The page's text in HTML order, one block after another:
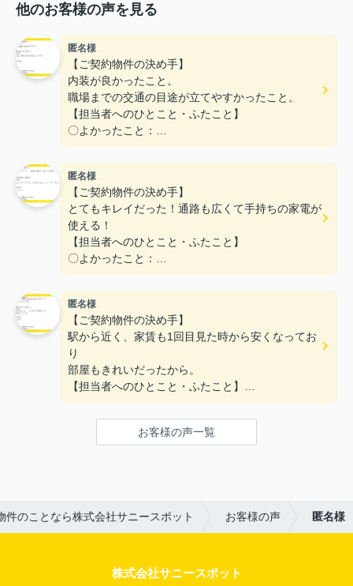
他のお客様の声を見る
匿名様
【ご契約物件の決め手】
内装が良かったこと。
職場までの交通の目途が立てやすかったこと。
【担当者へのひとこと・ふたこと】
〇よかったこと：
こまかい所まで丁寧な対応をありがとうございまし
た。
〇悪かったこと：
匿名様
【ご契約物件の決め手】
とてもキレイだった！通路も広くて手持ちの家電が
使える！
【担当者へのひとこと・ふたこと】
〇よかったこと：
対応がとてもやわらかく、不なれな私たちにとって
とても安心できた。
〇悪かったこと：
とくになし！
匿名様
【ご契約物件の決め手】
駅から近く、家賃も1回目見た時から安くなってお
り
部屋もきれいだったから。
【担当者へのひとこと・ふたこと】
〇よかったこと：
何も分からない私達に一から丁寧に説明をしていた
だき、ありがとうございます。
お客様の声一覧
のことなら株式会社サニースポット お客様の声 匿名様
株式会社サニースポット